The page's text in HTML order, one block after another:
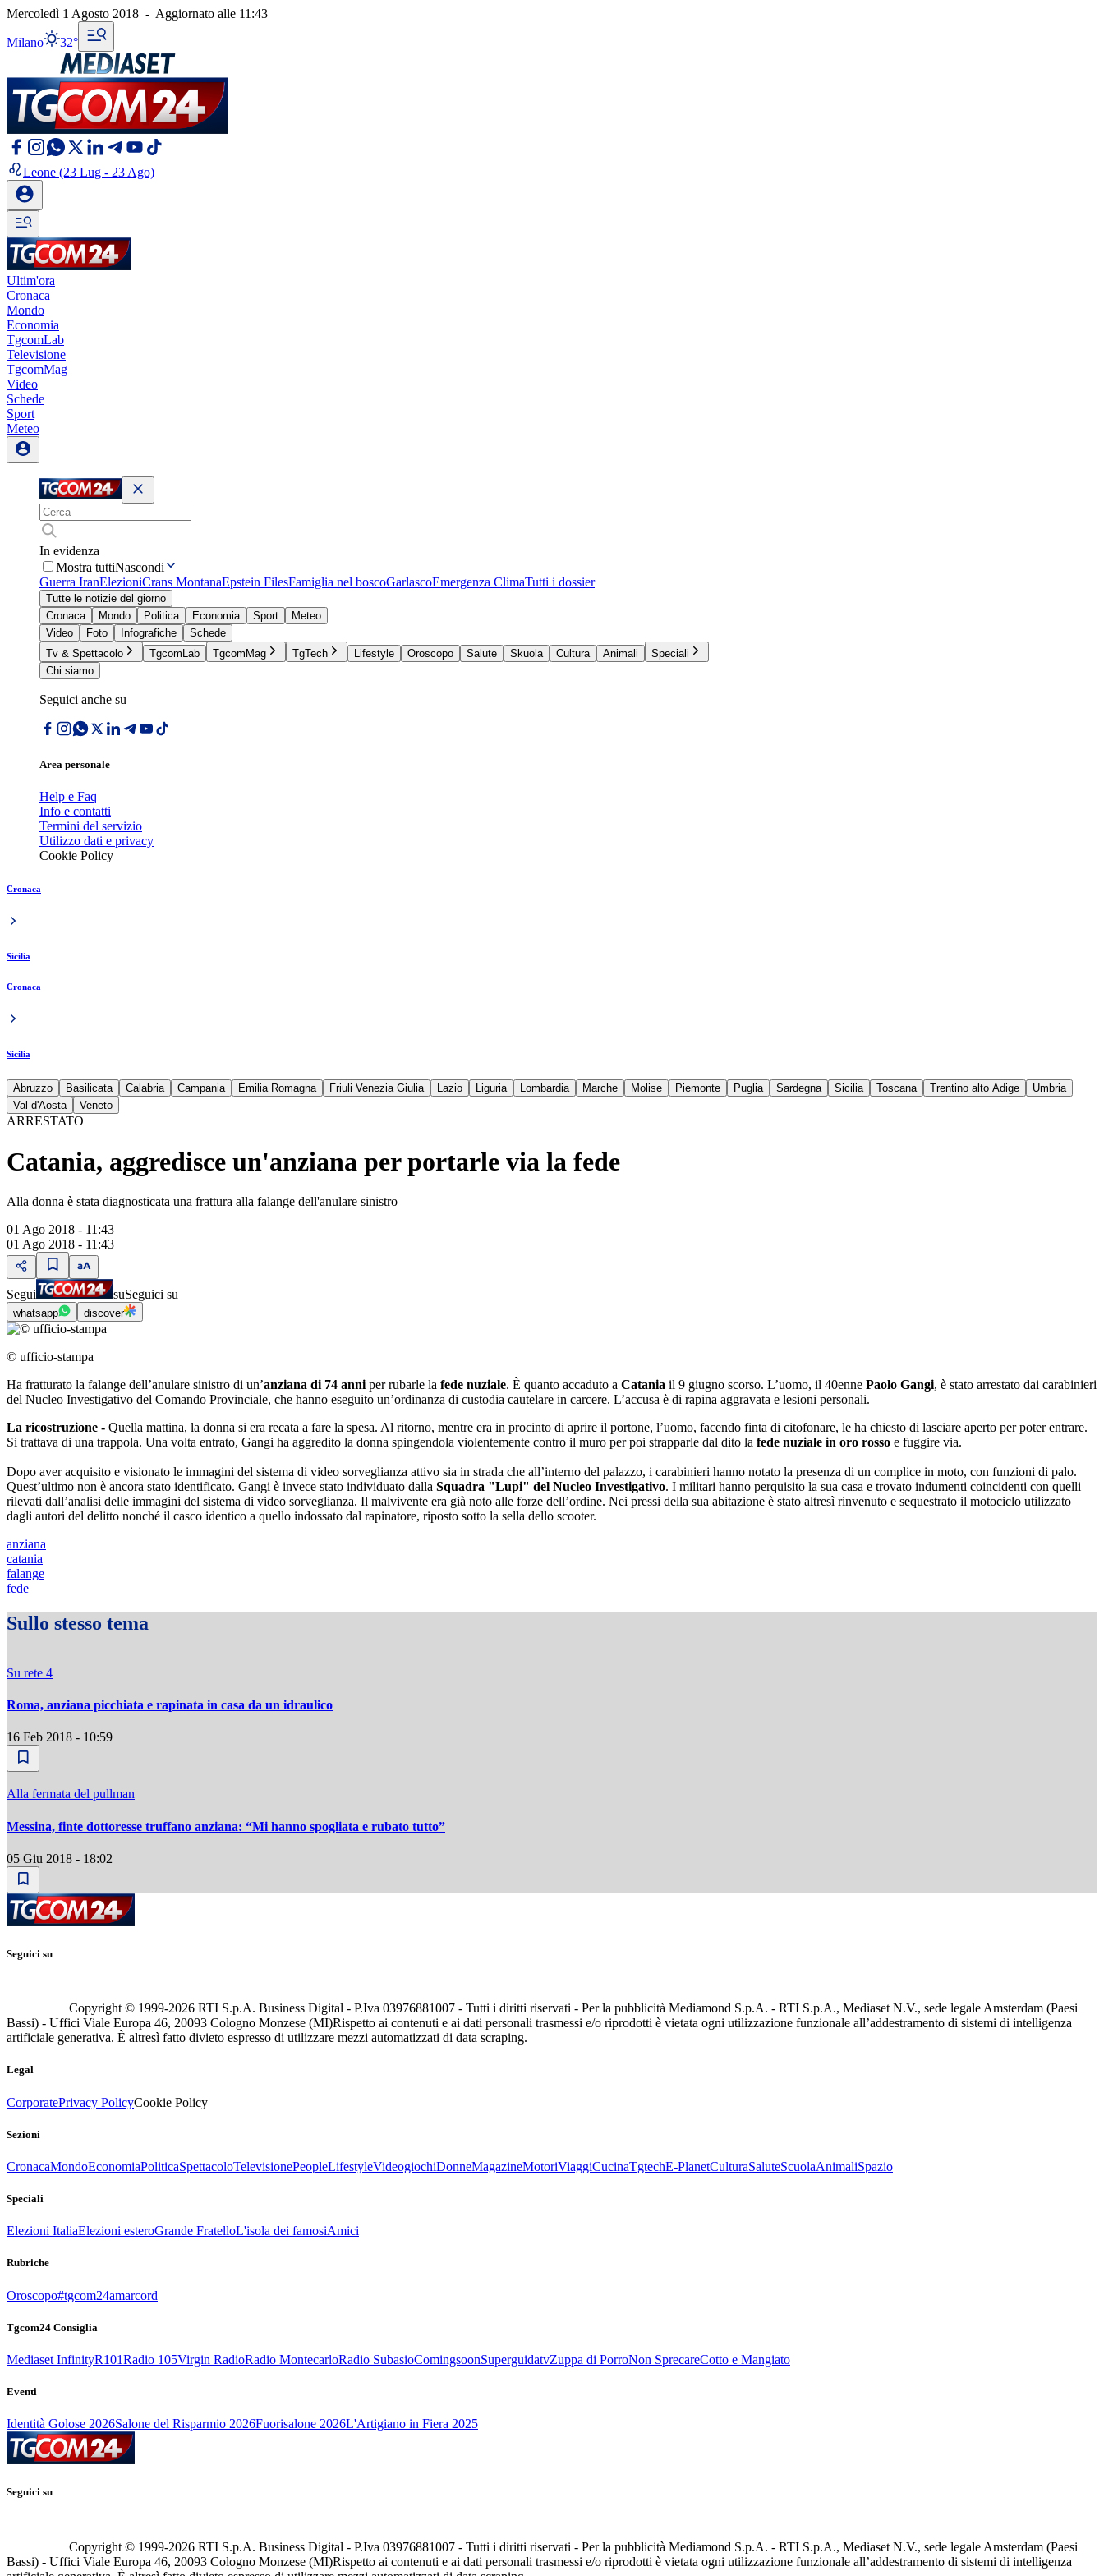
Mercoledì 1 Agosto 2018 - Aggiornato alle 11:43
Milano 32°
Leone (23 Lug - 23 Ago)
Ultim'ora
Cronaca
Mondo
Economia
TgcomLab
Televisione
TgcomMag
Video
Schede
Sport
Meteo
In evidenza
Mostra tuttiNascondi
Guerra IranElezioniCrans MontanaEpstein FilesFamiglia nel boscoGarlascoEmergenza ClimaTutti i dossier
Tutte le notizie del giorno
Cronaca
Mondo Politica Economia Sport
Meteo
Video
Foto Infografiche
Schede
Tv & Spettacolo
TgcomLab TgcomMag TgTech Lifestyle Oroscopo Salute Skuola Cultura Animali
Speciali
Chi siamo
Seguici anche su
Area personale
Help e Faq
Info e contatti
Termini del servizio
Utilizzo dati e privacy
Cookie Policy
Cronaca
Sicilia
Cronaca
Sicilia
Abruzzo Basilicata Calabria Campania Emilia Romagna Friuli Venezia Giulia Lazio Liguria Lombardia Marche Molise Piemonte Puglia Sardegna Sicilia Toscana Trentino alto Adige
Umbria
Val d'Aosta
Veneto
ARRESTATO
Catania, aggredisce un'anziana per portarle via la fede
Alla donna è stata diagnosticata una frattura alla falange dell'anulare sinistro
01 Ago 2018 - 11:43
01 Ago 2018 - 11:43
Segui suSeguici su
whatsapp discover
© ufficio-stampa
Ha fratturato la falange dell’anulare sinistro di un’anziana di 74 anni per rubarle la fede nuziale. È quanto accaduto a Catania il 9 giugno scorso. L’uomo, il 40enne Paolo Gangi, è stato arrestato dai carabinieri
del Nucleo Investigativo del Comando Provinciale, che hanno eseguito un’ordinanza di custodia cautelare in carcere. L’accusa è di rapina aggravata e lesioni personali.
La ricostruzione - Quella mattina, la donna si era recata a fare la spesa. Al ritorno, mentre era in procinto di aprire il portone, l’uomo, facendo finta di citofonare, le ha chiesto di lasciare aperto per poter entrare.
Si trattava di una trappola. Una volta entrato, Gangi ha aggredito la donna spingendola violentemente contro il muro per poi strapparle dal dito la fede nuziale in oro rosso e fuggire via.
Dopo aver acquisito e visionato le immagini del sistema di video sorveglianza attivo sia in strada che all’interno del palazzo, i carabinieri hanno notato la presenza di un complice in moto, con funzioni di palo.
Quest’ultimo non è ancora stato identificato. Gangi è invece stato individuato dalla Squadra "Lupi" del Nucleo Investigativo. I militari hanno perquisito la sua casa e trovato indumenti coincidenti con quelli
rilevati dall’analisi delle immagini del sistema di video sorveglianza. Il malvivente era già noto alle forze dell’ordine. Nei pressi della sua abitazione è stato altresì rinvenuto e sequestrato il motociclo utilizzato
dagli autori del delitto nonché il casco identico a quello indossato dal rapinatore, riposto sotto la sella dello scooter.
anziana
catania
falange
fede
Sullo stesso tema
Su rete 4
Roma, anziana picchiata e rapinata in casa da un idraulico
16 Feb 2018 - 10:59
Alla fermata del pullman
Messina, finte dottoresse truffano anziana: “Mi hanno spogliata e rubato tutto”
05 Giu 2018 - 18:02
Seguici su
Copyright © 1999-2026 RTI S.p.A. Business Digital - P.Iva 03976881007 - Tutti i diritti riservati - Per la pubblicità Mediamond S.p.A. - RTI S.p.A., Mediaset N.V., sede legale Amsterdam (Paesi
Bassi) - Uffici Viale Europa 46, 20093 Cologno Monzese (MI)Rispetto ai contenuti e ai dati personali trasmessi e/o riprodotti è vietata ogni utilizzazione funzionale all’addestramento di sistemi di intelligenza
artificiale generativa. È altresì fatto divieto espresso di utilizzare mezzi automatizzati di data scraping.
Legal
CorporatePrivacy PolicyCookie Policy
Sezioni
CronacaMondoEconomiaPoliticaSpettacoloTelevisionePeopleLifestyleVideogiochiDonneMagazineMotoriViaggiCucinaTgtechE-PlanetCulturaSaluteScuolaAnimaliSpazio
Speciali
Elezioni ItaliaElezioni esteroGrande FratelloL'isola dei famosiAmici
Rubriche
Oroscopo#tgcom24amarcord
Tgcom24 Consiglia
Mediaset InfinityR101Radio 105Virgin RadioRadio MontecarloRadio SubasioComingsoonSuperguidatvZuppa di PorroNon SprecareCotto e Mangiato
Eventi
Identità Golose 2026Salone del Risparmio 2026Fuorisalone 2026L'Artigiano in Fiera 2025
Seguici su
Copyright © 1999-2026 RTI S.p.A. Business Digital - P.Iva 03976881007 - Tutti i diritti riservati - Per la pubblicità Mediamond S.p.A. - RTI S.p.A., Mediaset N.V., sede legale Amsterdam (Paesi
Bassi) - Uffici Viale Europa 46, 20093 Cologno Monzese (MI)Rispetto ai contenuti e ai dati personali trasmessi e/o riprodotti è vietata ogni utilizzazione funzionale all’addestramento di sistemi di intelligenza